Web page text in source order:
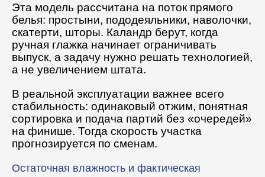
Эта модель рассчитана на поток прямого
белья: простыни, пододеяльники, наволочки,
скатерти, шторы. Каландр берут, когда
ручная глажка начинает ограничивать
выпуск, а задачу нужно решать технологией,
а не увеличением штата.
В реальной эксплуатации важнее всего
стабильность: одинаковый отжим, понятная
сортировка и подача партий без «очередей»
на финише. Тогда скорость участка
прогнозируется по сменам.
Остаточная влажность и фактическая